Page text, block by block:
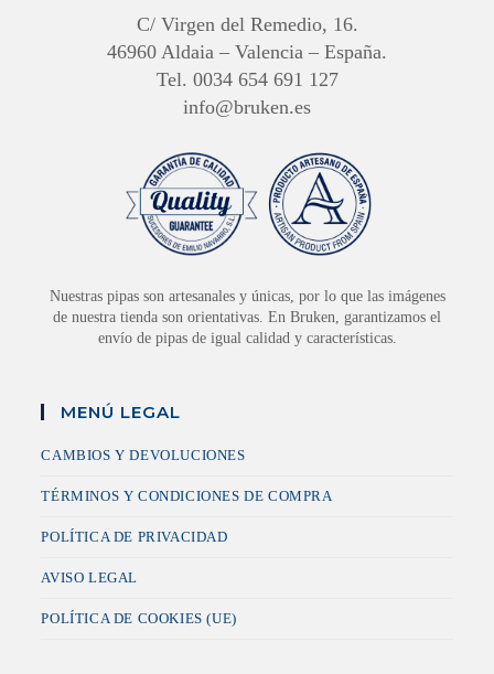
C/ Virgen del Remedio, 16.
46960 Aldaia – Valencia – España.
Tel. 0034 654 691 127
info@bruken.es
Nuestras pipas son artesanales y únicas, por lo que las imágenes
de nuestra tienda son orientativas. En Bruken, garantizamos el
envío de pipas de igual calidad y características.
MENÚ LEGAL
CAMBIOS Y DEVOLUCIONES
TÉRMINOS Y CONDICIONES DE COMPRA
POLÍTICA DE PRIVACIDAD
AVISO LEGAL
POLÍTICA DE COOKIES (UE)